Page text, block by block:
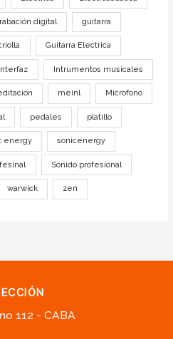
digital guitarra
Guitarra Electrica
Intrumentos musicales
meinl Microfono
pedales platillo
energy sonicenergy
Sonido profesional
warwick zen
112 - CABA